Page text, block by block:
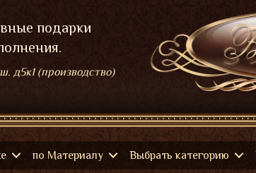
подарки
д5к1 (производство)
по Материалу Выбрать категорию